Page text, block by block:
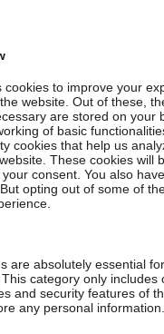
cookies to improve your
website. Out of these,
are stored on your
of basic
cookies that help us
These cookies will
consent. You also
opting out of some of
are absolutely essential
category only includes
and security features of
any personal information.